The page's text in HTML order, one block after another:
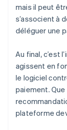
mais il peut
s’associent à
déléguer une
Au final, c’est
agissent en
le logiciel
paiement. Que
plateforme